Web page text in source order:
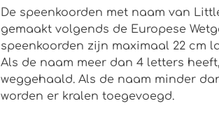
De speenkoorden met naam van
gemaakt volgends de Europese
speenkoorden zijn maximaal 22 cm
Als de naam meer dan 4 letters
weggehaald. Als de naam minder
worden er kralen toegevoegd.